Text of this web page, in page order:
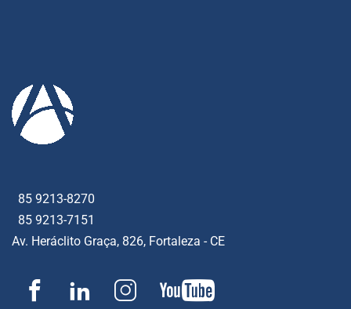
85 9213-8270
85 9213-7151
Av. Heráclito Graça, 826, Fortaleza - CE